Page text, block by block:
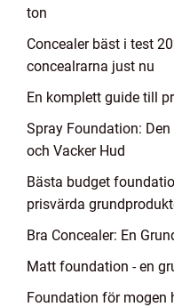
ton
Concealer bäst i test
concealrarna just nu
En komplett guide till
Spray Foundation:
och Vacker Hud
Bästa budget
prisvärda
Bra Concealer: En
Matt foundation - en
Foundation för mogen